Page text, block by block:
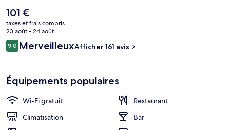
une terrasse. Sympa non ? Les autres voyageurs adorent le
personnel attentionné. L'hébergement se situe à une très courte
distance à pied des transports publics : Arrêt de tram Unità se
trouve à 4 min et Arrêt de tram Valfonda - Stazione Santa Maria
Novella, à 4 min.
Le
prix
actuel
est
de
101 €
taxes et frais compris
23 août - 24 août
Avis
voyageurs
9,09,0 sur 10
MerveilleuxAfficher 161 avis
Équipements populaires
Wi-Fi gratuit
Restaurant
Climatisation
Bar